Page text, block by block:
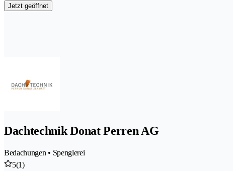
Jetzt geöffnet
Dachtechnik Donat Perren AG
Bedachungen • Spenglerei
5(1)